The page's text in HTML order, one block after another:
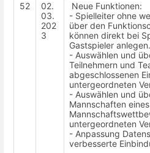
52
02.
03.
202
3
Neue Funktionen:
- Spielleiter ohne
über den
können direkt bei
Gastspieler anlegen.
- Auswählen und
Teilnehmern und
abgeschlossenen
untergeordneten
- Auswählen und
Mannschaften
untergeordneten
- Anpassung
verbesserte